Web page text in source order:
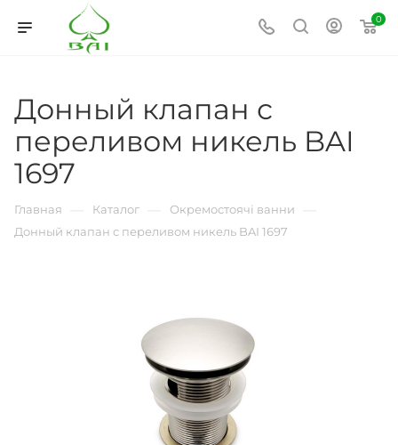
0
Донный клапан с
переливом никель BAI
1697
Главная Каталог Окремостоячі ванни
Донный клапан с переливом никель BAI 1697